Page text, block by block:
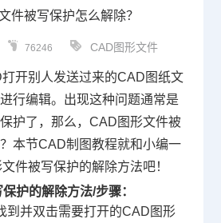
件被写保护怎么解除？
76246 CAD图形文件
打开别人发送过来的CAD图纸文
行编辑。出现这种问题通常是
护了，那么，CAD图形文件被
本节CAD制图教程就和小编一
件被写保护的解除方法吧！
护的解除方法/步骤：
到并双击需要打开的CAD图形